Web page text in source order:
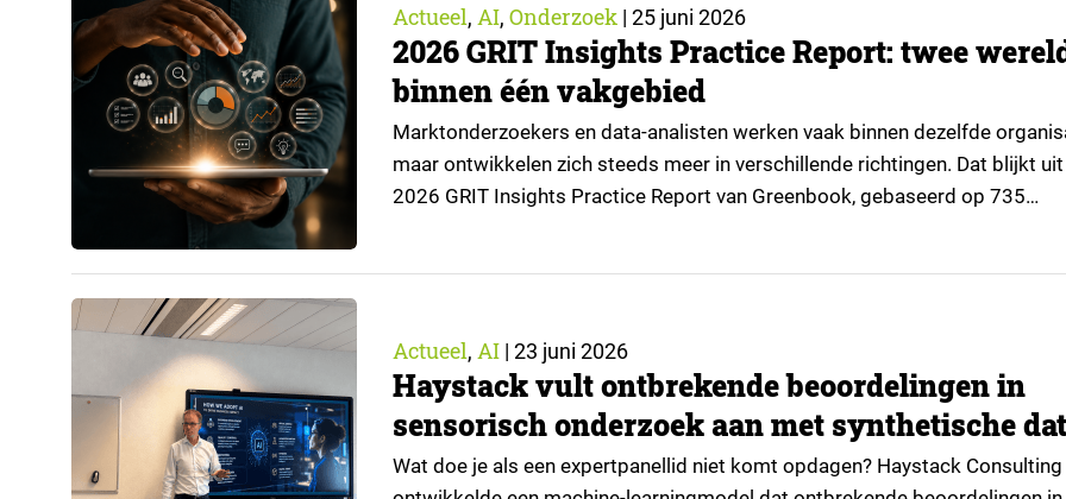
Actueel, AI, Onderzoek | 25 juni 2026
2026 GRIT Insights Practice Report: twee
binnen één vakgebied
Marktonderzoekers en data-analisten werken vaak binnen dezelfde
maar ontwikkelen zich steeds meer in verschillende richtingen. Dat blijkt
2026 GRIT Insights Practice Report van Greenbook, gebaseerd op 735
Actueel, AI | 23 juni 2026
Haystack vult ontbrekende beoordelingen in
sensorisch onderzoek aan met synthetische
Wat doe je als een expertpanellid niet komt opdagen? Haystack Consulting